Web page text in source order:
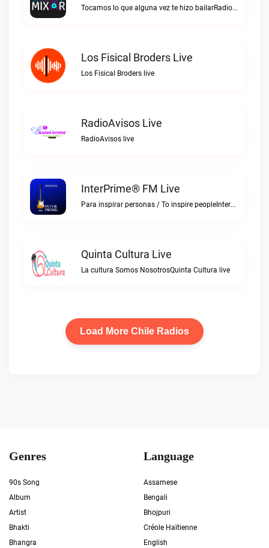
Tocamos lo que alguna vez te hizo bailarRadio Mixar live
Los Fisical Broders Live
Los Fisical Broders live
RadioAvisos Live
RadioAvisos live
InterPrime® FM Live
Para inspirar personas / To inspire peopleInterPrime® FM live
Quinta Cultura Live
La cultura Somos NosotrosQuinta Cultura live
Load More Chile Radios
Genres
90s Song
Album
Artist
Bhakti
Bhangra
Language
Assamese
Bengali
Bhojpuri
Créole Haïtienne
English